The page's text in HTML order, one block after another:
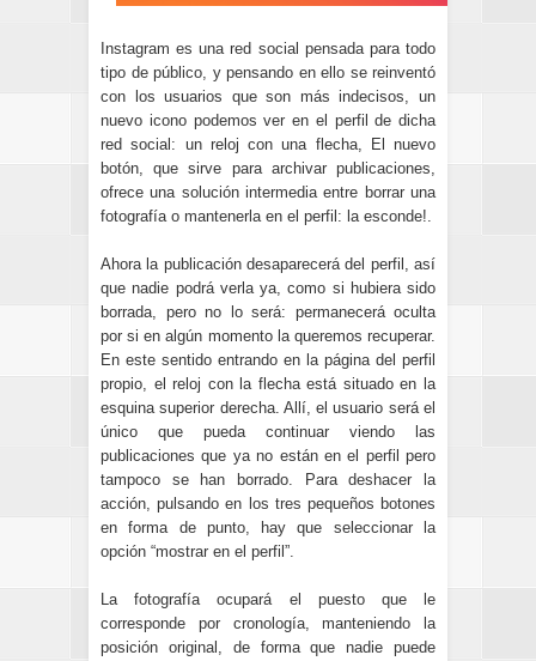
Instagram es una red social pensada para todo
tipo de público, y pensando en ello se reinventó
con los usuarios que son más indecisos, un
nuevo icono podemos ver en el perfil de dicha
red social: un reloj con una flecha, El nuevo
botón, que sirve para archivar publicaciones,
ofrece una solución intermedia entre borrar una
fotografía o mantenerla en el perfil: la esconde!.
Ahora la publicación desaparecerá del perfil, así
que nadie podrá verla ya, como si hubiera sido
borrada, pero no lo será: permanecerá oculta
por si en algún momento la queremos recuperar.
En este sentido entrando en la página del perfil
propio, el reloj con la flecha está situado en la
esquina superior derecha. Allí, el usuario será el
único que pueda continuar viendo las
publicaciones que ya no están en el perfil pero
tampoco se han borrado. Para deshacer la
acción, pulsando en los tres pequeños botones
en forma de punto, hay que seleccionar la
opción “mostrar en el perfil”.
La fotografía ocupará el puesto que le
corresponde por cronología, manteniendo la
posición original, de forma que nadie puede